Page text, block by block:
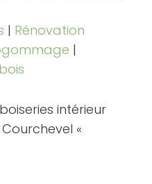
| Rénovation
|
intérieur
«